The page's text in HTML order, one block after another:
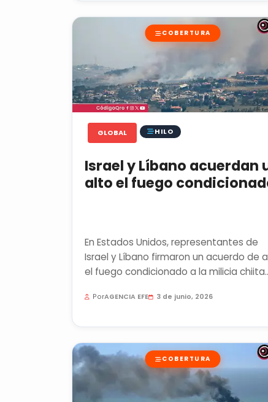
COBERTURA
GLOBAL HILO
Israel y Líbano acuerdan
alto el fuego
En Estados Unidos, representantes de
Israel y Líbano firmaron un acuerdo de
el fuego condicionado a la milicia chiita
PorAGENCIA EFE 3 de junio, 2026
COBERTURA